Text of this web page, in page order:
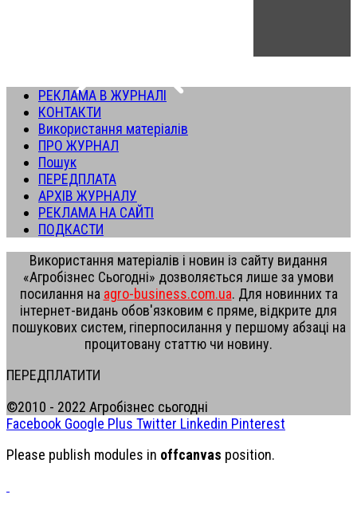
РЕКЛАМА В ЖУРНАЛІ
КОНТАКТИ
Використання матеріалів
ПРО ЖУРНАЛ
Пошук
ПЕРЕДПЛАТА
АРХІВ ЖУРНАЛУ
РЕКЛАМА НА САЙТІ
ПОДКАСТИ
Використання матеріалів і новин із сайту видання
«Агробізнес Сьогодні» дозволяється лише за умови
посилання на agro-business.com.ua. Для новинних та
інтернет-видань обов'язковим є пряме, відкрите для
пошукових систем, гіперпосилання у першому абзаці на
процитовану статтю чи новину.
ПЕРЕДПЛАТИТИ
©2010 - 2022 Агробізнес сьогодні
Facebook Google Plus Twitter Linkedin Pinterest
Please publish modules in offcanvas position.